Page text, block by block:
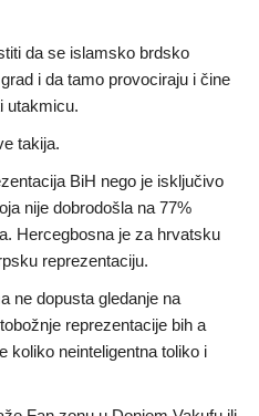
da se islamsko brdsko
i da tamo provociraju i čine
utakmicu.
takija.
BiH nego je isključivo
nije dobrodošla na 77%
Hercegbosna je za hrvatsku
reprezentaciju.
ne dopusta gledanje na
reprezentacije bih a
koliko neinteligentna toliko i